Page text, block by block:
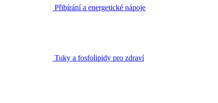
Přibírání a energetické nápoje
Tuky a fosfolipidy pro zdraví